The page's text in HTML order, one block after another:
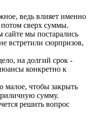
ведь влияет именно
потом сверх суммы.
мы постарались
встретили сюрпризов,
на долгий срок -
конкретно к
малое, чтобы закрыть
сумму.
решить вопрос